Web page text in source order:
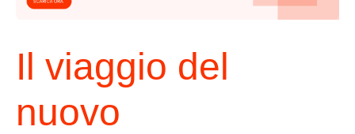
Il viaggio del
nuovo